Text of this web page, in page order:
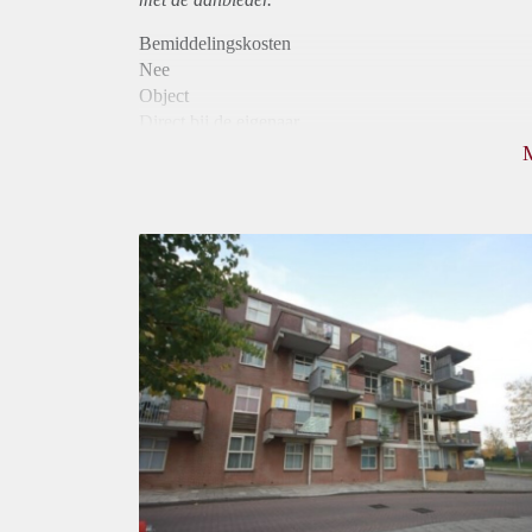
Bemiddelingskosten
Nee
Object
Huurtoeslag
Niet mogelijk
Inkomen eis
3,1 X De bruto Huur
Huurtermijn
Onbepaalde termijn
Oplevering
Kaal